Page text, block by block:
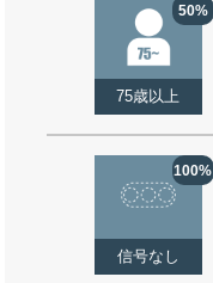
50%
75歳以上
100%
信号なし